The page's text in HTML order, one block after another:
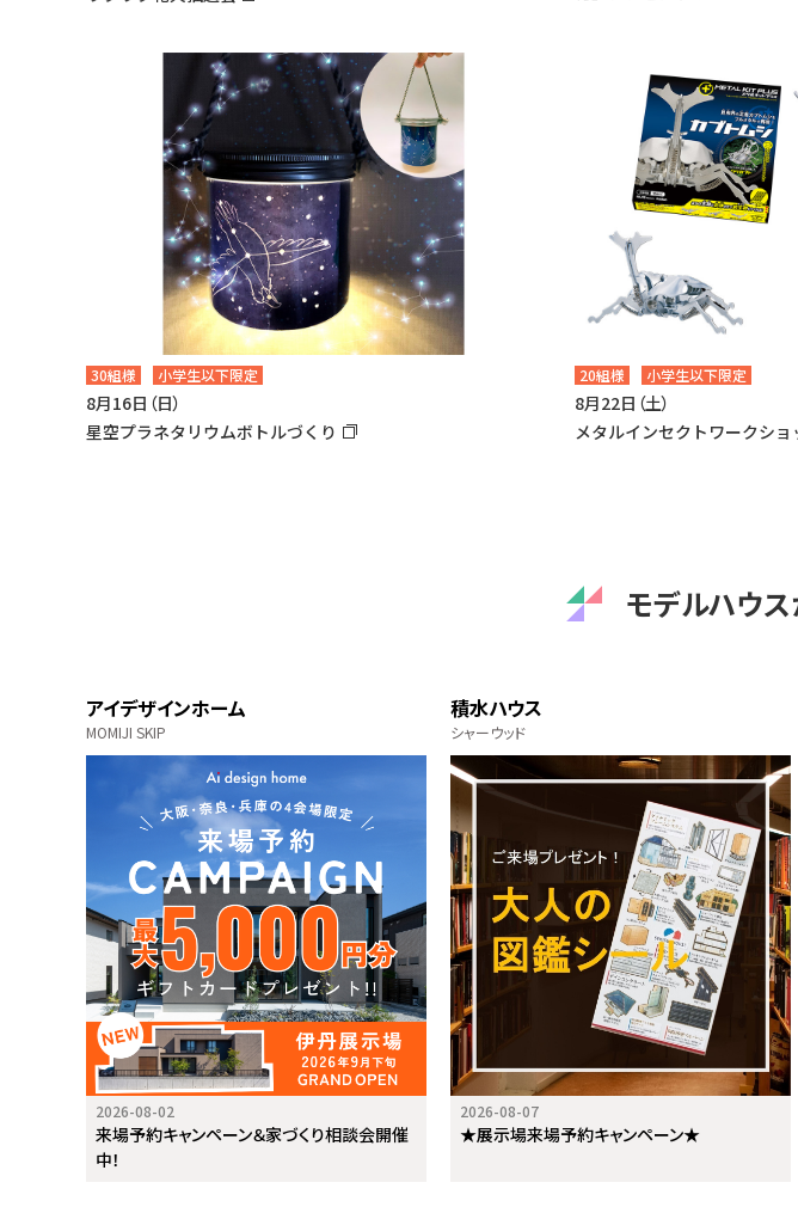
30組様 小学生以下限定
8月16日（日）
星空プラネタリウムボトルづくり
20組様 小学生以下限定
8月22日（土）
メタルインセクトワークショ
モデルハウ
アイデザインホーム
MOMIJI SKIP
2026-08-02
来場予約キャンペーン＆家づくり相談会開催
中！
積水ハウス
シャーウッド
2026-08-07
★展示場来場予約キャンペーン★